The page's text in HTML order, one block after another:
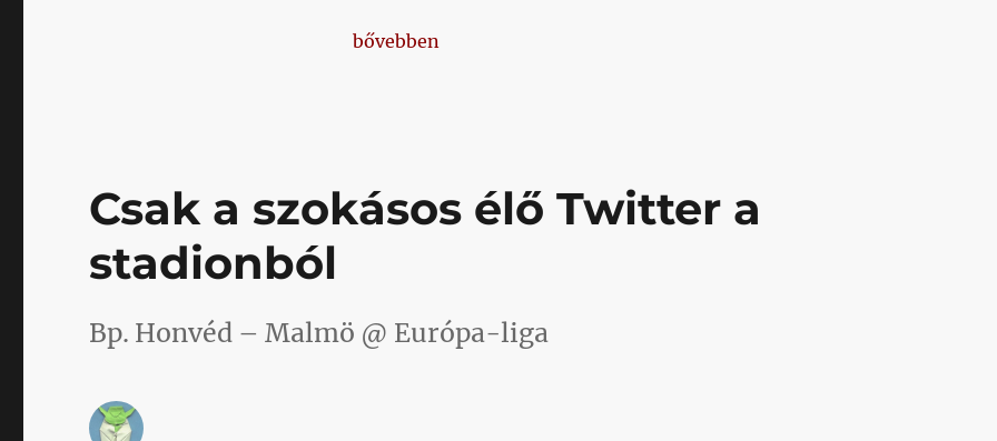
„Erre mondták már nagyszüleink is: a hibák hosszú távon kiegyenlítik
bővebben
Csak a szokásos élő Twitter a
stadionból
Bp. Honvéd – Malmö @ Európa-liga